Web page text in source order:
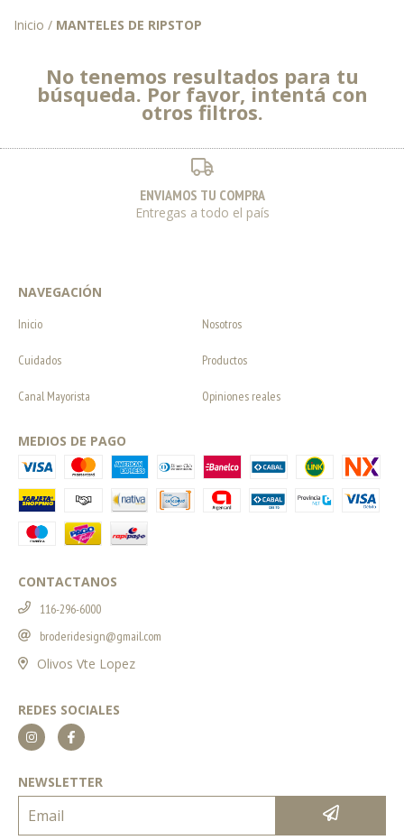
Inicio / MANTELES DE RIPSTOP
No tenemos resultados para tu
búsqueda. Por favor, intentá con
otros filtros.
ENVIAMOS TU COMPRA
Entregas a todo el país
NAVEGACIÓN
Inicio Nosotros
Cuidados Productos
Canal Mayorista Opiniones reales
MEDIOS DE PAGO
CONTACTANOS
116-296-6000
broderidesign@gmail.com
Olivos Vte Lopez
REDES SOCIALES
NEWSLETTER